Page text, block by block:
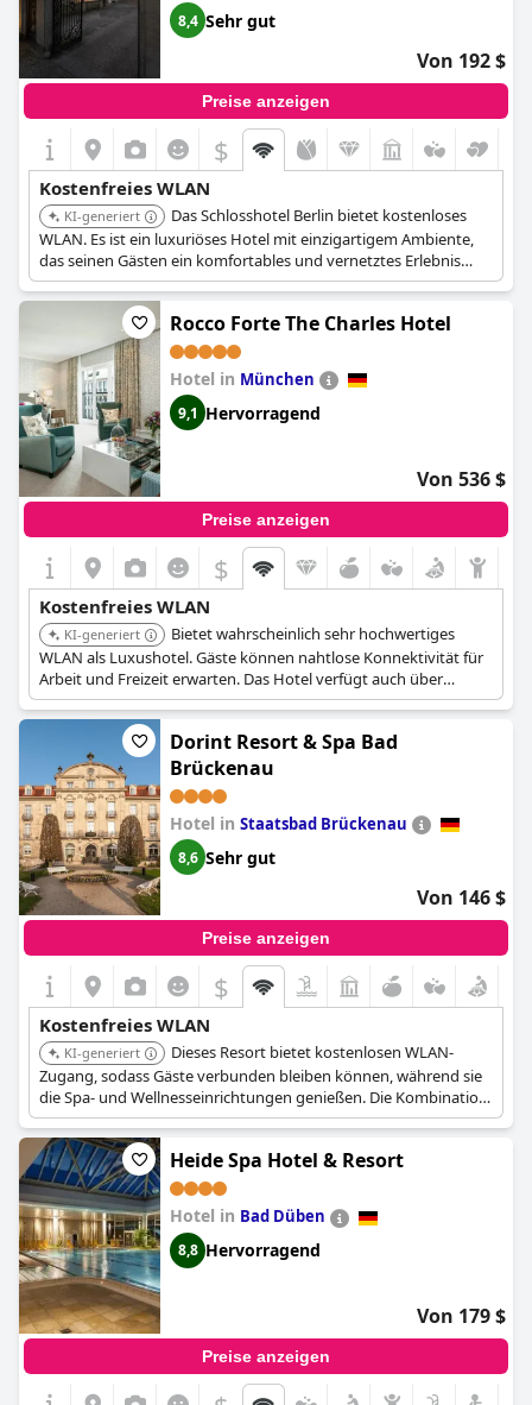
8,4 Sehr gut
Von 192 $
Preise anzeigen
$
Kostenfreies WLAN
KI-generiert
Das Schlosshotel Berlin bietet kostenloses
WLAN. Es ist ein luxuriöses Hotel mit einzigartigem Ambiente,
das seinen Gästen ein komfortables und vernetztes Erlebnis
bietet.
Rocco Forte The Charles Hotel
Hotel in München
9,1 Hervorragend
Von 536 $
Preise anzeigen
$
Kostenfreies WLAN
KI-generiert
Bietet wahrscheinlich sehr hochwertiges
WLAN als Luxushotel. Gäste können nahtlose Konnektivität für
Arbeit und Freizeit erwarten. Das Hotel verfügt auch über
Zimmer mit modernen Annehmlichkeiten, die einen
komfortablen und vernetzten Aufenthalt gewährleisten.
Dorint Resort & Spa Bad
Brückenau
Hotel in Staatsbad Brückenau
8,6 Sehr gut
Von 146 $
Preise anzeigen
$
Kostenfreies WLAN
KI-generiert
Dieses Resort bietet kostenlosen WLAN-
Zugang, sodass Gäste verbunden bleiben können, während sie
die Spa- und Wellnesseinrichtungen genießen. Die Kombination
aus Entspannung und Konnektivität macht es zu einer
großartigen Wahl für ein ausgewogenes Reiseerlebnis.
Heide Spa Hotel & Resort
Hotel in Bad Düben
8,8 Hervorragend
Von 179 $
Preise anzeigen